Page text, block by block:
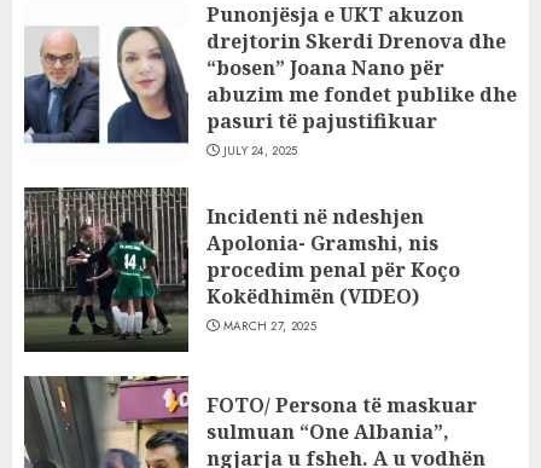
Punonjësja e UKT akuzon
drejtorin Skerdi Drenova dhe
“bosen” Joana Nano për
abuzim me fondet publike dhe
pasuri të pajustifikuar
JULY 24, 2025
Incidenti në ndeshjen
Apolonia- Gramshi, nis
procedim penal për Koço
Kokëdhimën (VIDEO)
MARCH 27, 2025
FOTO/ Persona të maskuar
sulmuan “One Albania”,
ngjarja u fsheh. A u vodhën